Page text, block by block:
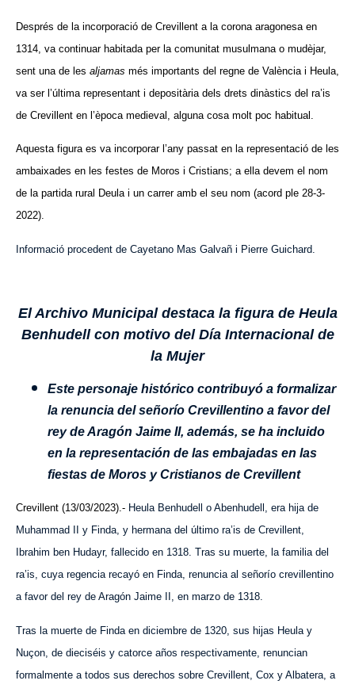
Després de la incorporació de Crevillent a la corona aragonesa en
1314, va continuar habitada per la comunitat musulmana o mudèjar,
sent una de les aljamas més importants del regne de València i Heula,
va ser l’última representant i depositària dels drets dinàstics del ra’is
de Crevillent en l’època medieval, alguna cosa molt poc habitual.
Aquesta figura es va incorporar l’any passat en la representació de les
ambaixades en les festes de Moros i Cristians; a ella devem el nom
de la partida rural Deula i un carrer amb el seu nom (acord ple 28-3-
2022).
Informació procedent de Cayetano Mas Galvañ i Pierre Guichard.
El Archivo Municipal destaca la figura de Heula
Benhudell con motivo del Día Internacional de
la Mujer
Este personaje histórico contribuyó a formalizar
la renuncia delseñorío Crevillentino a favor del
rey de Aragón Jaime II, además, se ha incluido
en la representación de las embajadas en las
fiestas de Moros y Cristianos de Crevillent
Crevillent (13/03/2023).- Heula Benhudell o Abenhudell, era hija de
Muhammad II y Finda, y hermana del último ra’is de Crevillent,
Ibrahim ben Hudayr, fallecido en 1318. Tras su muerte, la familia del
ra’is, cuya regencia recayó en Finda, renuncia al señorío crevillentino
a favor del rey de Aragón Jaime II, en marzo de 1318.
Tras la muerte de Finda en diciembre de 1320, sus hijas Heula y
Nuçon, de dieciséis y catorce años respectivamente, renuncian
formalmente a todos sus derechos sobre Crevillent, Cox y Albatera, a